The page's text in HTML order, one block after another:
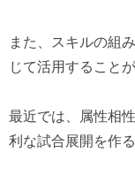
また、スキルの組
じて活用すること
最近では、属性相
利な試合展開を作